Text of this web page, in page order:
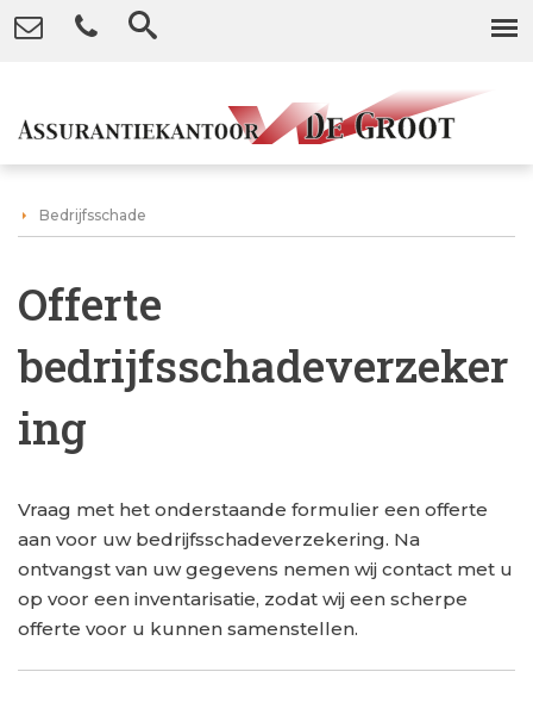
Bedrijfsschade
Offerte
bedrijfsschadeverzeker
ing
Vraag met het onderstaande formulier een offerte
aan voor uw bedrijfsschadeverzekering. Na
ontvangst van uw gegevens nemen wij contact met u
op voor een inventarisatie, zodat wij een scherpe
offerte voor u kunnen samenstellen.